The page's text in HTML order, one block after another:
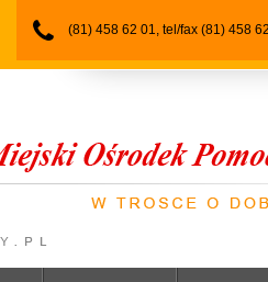
(81) 458 62 01, tel/fax (81) 458